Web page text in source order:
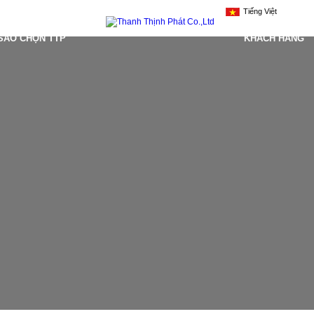
Tiếng Việt
CHỌN TTP KHÁCH HÀNG